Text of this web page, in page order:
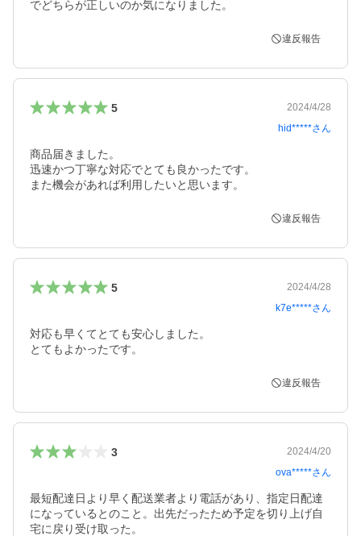
でどちらが正しいのか気になりました。
違反報告
5
2024/4/28
hid*****さん
商品届きました。
迅速かつ丁寧な対応でとても良かったです。
また機会があれば利用したいと思います。
違反報告
5
2024/4/28
k7e*****さん
対応も早くてとても安心しました。
とてもよかったです。
違反報告
3
2024/4/20
ova*****さん
最短配達日より早く配送業者より電話があり、指定日配達
になっているとのこと。出先だったため予定を切り上げ自
宅に戻り受け取った。